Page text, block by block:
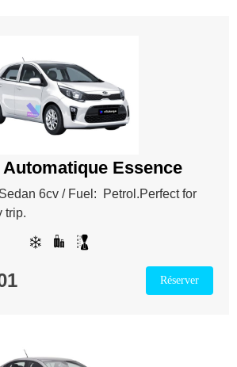
Essence
6cv / Fuel: Petrol.Perfect for
trip.
Réserver